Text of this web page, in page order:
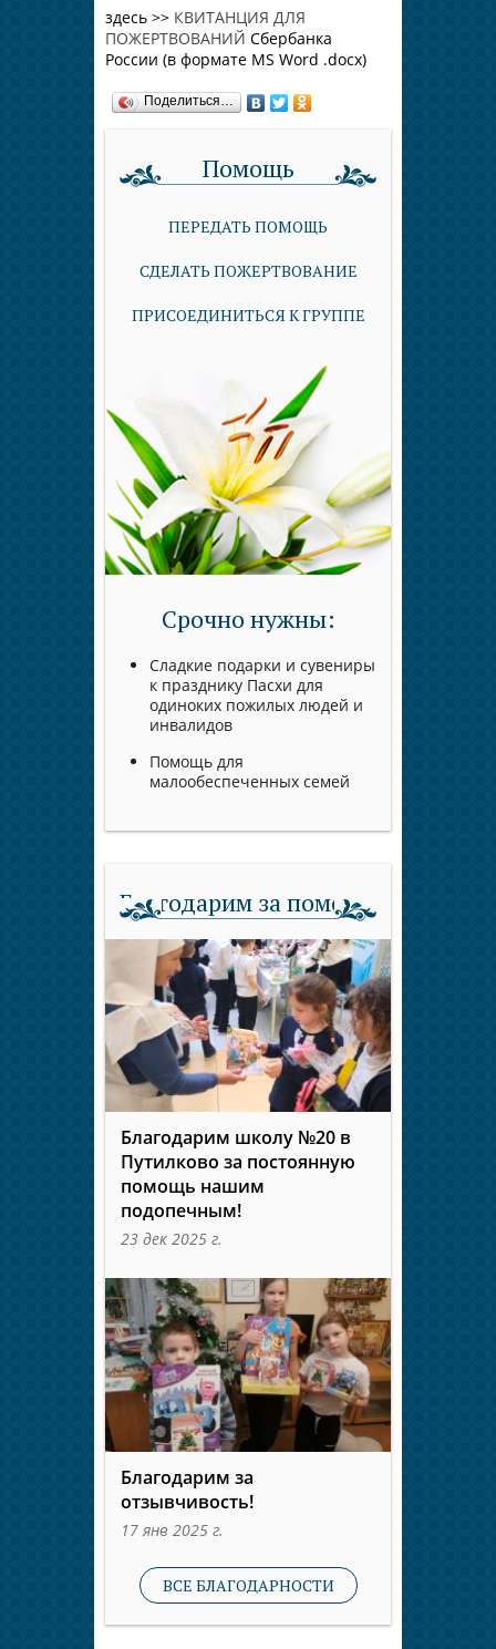
здесь >> КВИТАНЦИЯ ДЛЯ
ПОЖЕРТВОВАНИЙ Сбербанка
России (в формате MS Word .docx)
Поделиться…
Помощь
ПЕРЕДАТЬ ПОМОЩЬ
СДЕЛАТЬ ПОЖЕРТВОВАНИЕ
ПРИСОЕДИНИТЬСЯ К ГРУППЕ
Срочно нужны:
Сладкие подарки и сувениры
к празднику Пасхи для
одиноких пожилых людей и
инвалидов
Помощь для
малообеспеченных семей
Благодарим за помощь
Благодарим школу №20 в
Путилково за постоянную
помощь нашим
подопечным!
23 дек 2025 г.
Благодарим за
отзывчивость!
17 янв 2025 г.
ВСЕ БЛАГОДАРНОСТИ